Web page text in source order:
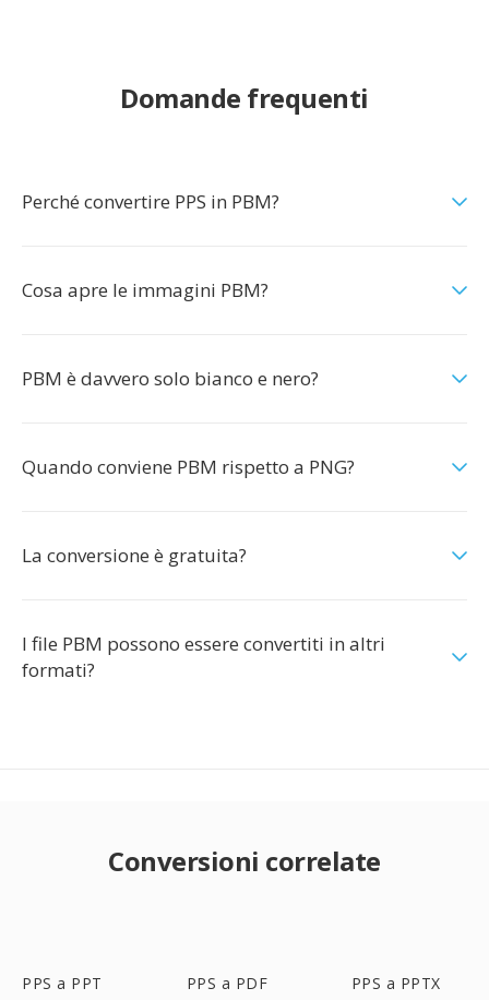
Domande frequenti
Perché convertire PPS in PBM?
Cosa apre le immagini PBM?
PBM è davvero solo bianco e nero?
Quando conviene PBM rispetto a PNG?
La conversione è gratuita?
I file PBM possono essere convertiti in altri
formati?
Conversioni correlate
PPS a PPT PPS a PDF PPS a PPTX